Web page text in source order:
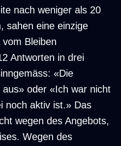
nach weniger als 20
sahen eine einzige
Bleiben
Antworten in drei
«Die
oder «Ich war nicht
noch aktiv ist.» Das
wegen des Angebots,
Wegen des